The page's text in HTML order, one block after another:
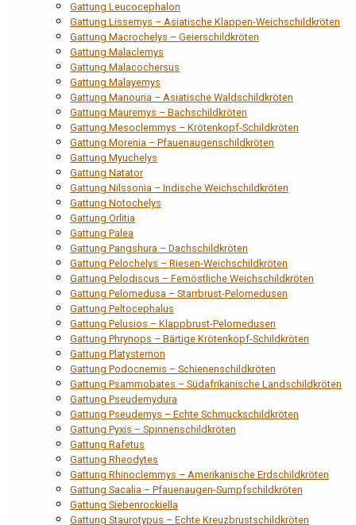
Gattung Leucocephalon
Gattung Lissemys – Asiatische Klappen-Weichschildkröten
Gattung Macrochelys – Geierschildkröten
Gattung Malaclemys
Gattung Malacochersus
Gattung Malayemys
Gattung Manouria – Asiatische Waldschildkröten
Gattung Mauremys – Bachschildkröten
Gattung Mesoclemmys – Krötenkopf-Schildkröten
Gattung Morenia – Pfauenaugenschildkröten
Gattung Myuchelys
Gattung Natator
Gattung Nilssonia – Indische Weichschildkröten
Gattung Notochelys
Gattung Orlitia
Gattung Palea
Gattung Pangshura – Dachschildkröten
Gattung Pelochelys – Riesen-Weichschildkröten
Gattung Pelodiscus – Fernöstliche Weichschildkröten
Gattung Pelomedusa – Starrbrust-Pelomedusen
Gattung Peltocephalus
Gattung Pelusios – Klappbrust-Pelomedusen
Gattung Phrynops – Bärtige Krötenkopf-Schildkröten
Gattung Platysternon
Gattung Podocnemis – Schienenschildkröten
Gattung Psammobates – Südafrikanische Landschildkröten
Gattung Pseudemydura
Gattung Pseudemys – Echte Schmuckschildkröten
Gattung Pyxis – Spinnenschildkröten
Gattung Rafetus
Gattung Rheodytes
Gattung Rhinoclemmys – Amerikanische Erdschildkröten
Gattung Sacalia – Pfauenaugen-Sumpfschildkröten
Gattung Siebenrockiella
Gattung Staurotypus – Echte Kreuzbrustschildkröten